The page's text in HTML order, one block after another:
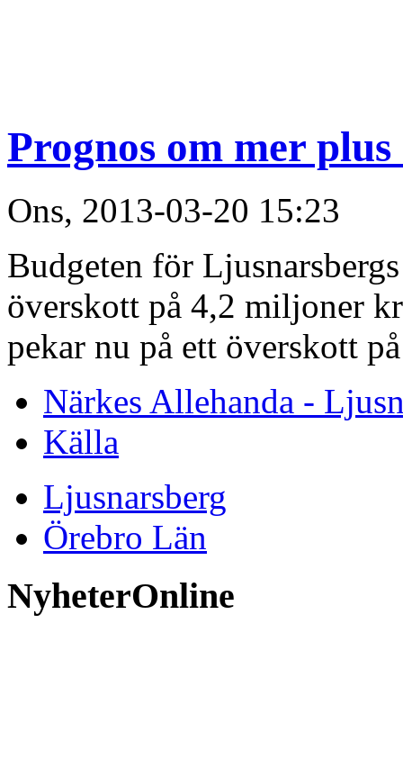
Prognos om mer
Ons, 2013-03-20 15:23
Budgeten för
överskott på 4,2 miljoner
pekar nu på ett överskott
Närkes Allehanda -
Källa
Ljusnarsberg
Örebro Län
NyheterOnline